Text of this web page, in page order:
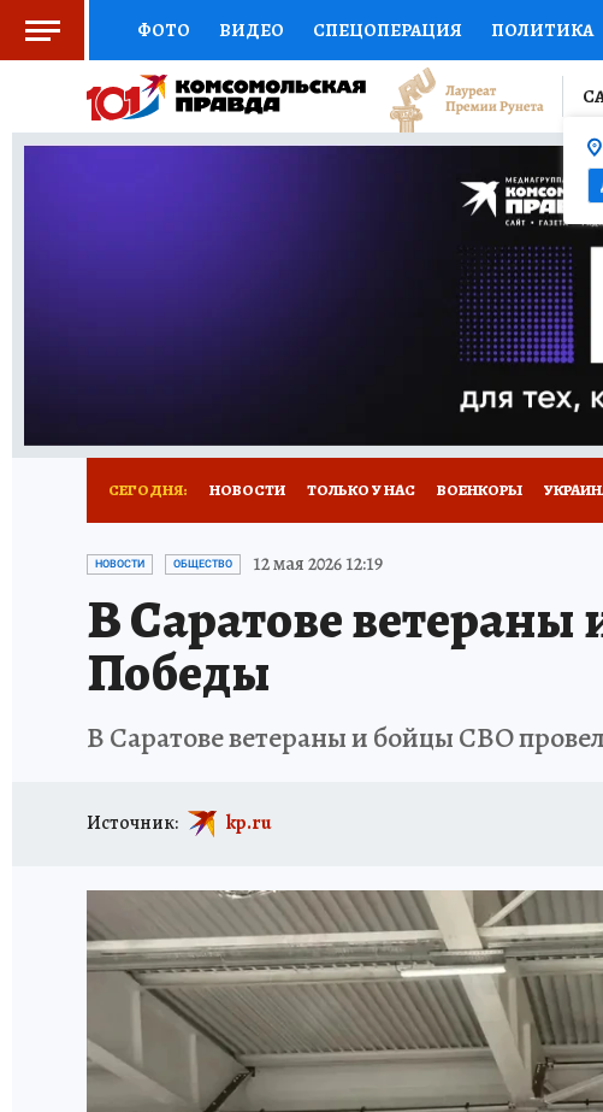
ФОТО ВИДЕО СПЕЦОПЕРАЦИЯ ПОЛИТИКА
СОЦПОДДЕРЖКА НАУКА СПОРТ
ВЫБОР ЭКСПЕРТОВ ДОКТОР ФИНАНСЫ
ПРОГНОЗЫ НА СПОРТ
ТЕЛЕВИЗОР
НОВОЕ НА
СЕГОДНЯ: НОВОСТИ ТОЛЬКО У НАС ВОЕНКОРЫ
ИСПЫТАНО НА СЕБЕ
НОВОСТИ ОБЩЕСТВО 12 мая 2026 12:19
В Саратове
Победы
В Саратове ветераны и бойцы СВО
Источник: kp.ru